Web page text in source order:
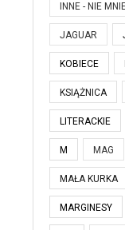
INNE - NIE
JAGUAR
KOBIECE
KSIĄŻNICA
LITERACKIE
M MAG
MAŁA KURKA
MARGINESY